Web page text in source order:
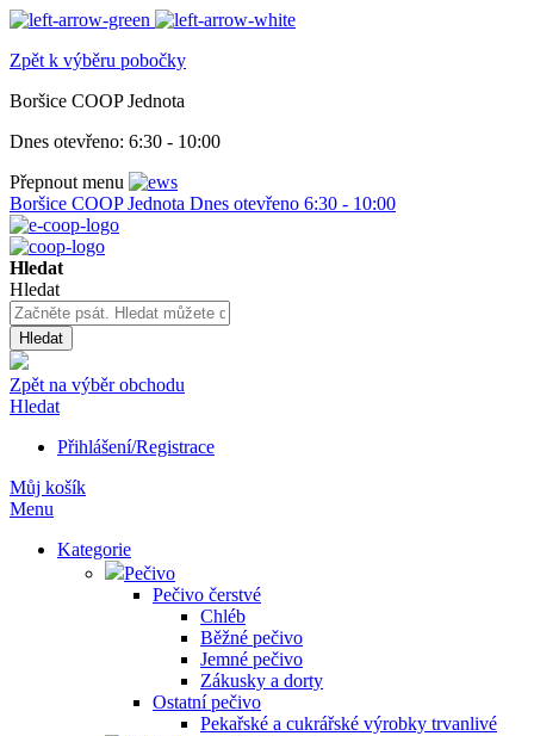
Zpět k výběru pobočky
Boršice COOP Jednota
Dnes otevřeno: 6:30 - 10:00
Přepnout menu
Boršice COOP Jednota Dnes otevřeno 6:30 - 10:00
Hledat
Hledat
Hledat
Zpět na výběr obchodu
Hledat
Přihlášení/Registrace
Můj košík
Menu
Kategorie
Pečivo
Pečivo čerstvé
Chléb
Běžné pečivo
Jemné pečivo
Zákusky a dorty
Ostatní pečivo
Pekařské a cukrářské výrobky trvanlivé